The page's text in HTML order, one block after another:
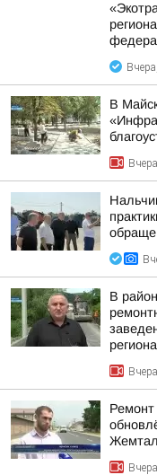
В
В
региона
Ремонт